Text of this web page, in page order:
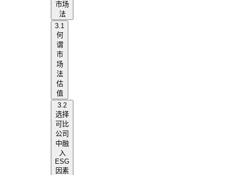
市场
法
3.1
何
谓
市
场
法
估
值
3.2
选择
可比
公司
中融
入
ESG
因素